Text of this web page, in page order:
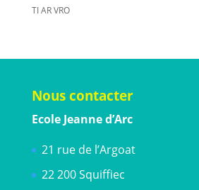
TI AR VRO
Nous contacter
Ecole Jeanne d’Arc
21 rue de l’Argoat
22 200 Squiffiec